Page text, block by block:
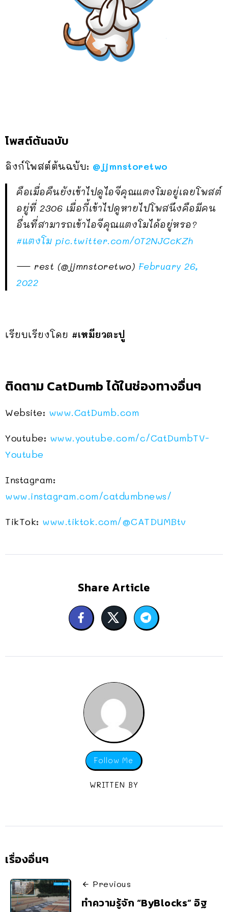
โพสต์ต้นฉบับ
ลิงก์โพสต์ต้นฉบับ: @jjmnstoretwo
คือเมื่อคืนยังเข้าไปดูไอจีคุณแตงโมอยู่เลยโพสต์
อยู่ที่ 2306 เมื่อกี้เข้าไปดูหายไปโพสนึงคือมีคน
อื่นที่สามารถเข้าไอจีคุณแตงโมได้อยู่หรอ?
#แตงโม pic.twitter.com/0T2NJCcKZh
— rest (@jjmnstoretwo) February 26,
2022
เรียบเรียงโดย #เหมียวตะปู
ติดตาม CatDumb ได้ในช่องทางอื่นๆ
Website: www.CatDumb.com
Youtube: www.youtube.com/c/CatDumbTV-
Youtube
Instagram:
www.instagram.com/catdumbnews/
TikTok: www.tiktok.com/@CATDUMBtv
Share Article
Follow Me
WRITTEN BY
เรื่องอื่นๆ
Previous
ทำความรู้จัก “ByBlocks” อิฐ